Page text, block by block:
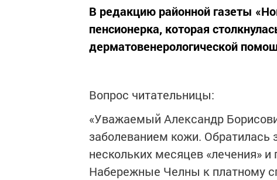
В редакцию районной газеты
пенсионерка, которая
дерматовенерологической
Вопрос читательницы:
«Уважаемый Александр
заболеванием кожи.
нескольких месяцев «лечения»
Набережные Челны к платному